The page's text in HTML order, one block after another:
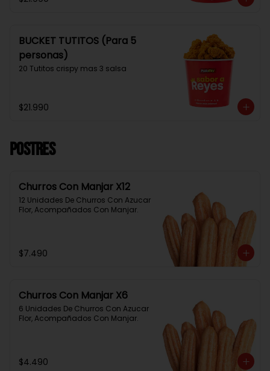
BUCKET TUTITOS (Para 5
personas)
20 Tutitos crispy mas 3 salsa
$21.990
Postres
Churros Con Manjar X12
12 Unidades De Churros Con Azucar
Flor, Acompañados Con Manjar.
$7.490
Churros Con Manjar X6
6 Unidades De Churros Con Azucar
Flor, Acompañados Con Manjar.
$4.490